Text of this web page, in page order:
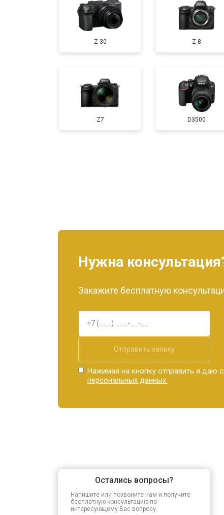
Чистка матрицы
Z 30 Z 8
Z7 D3500
Нужна
Закажите бесплатную
Отправить заявку
Нажимая на кнопку отправить я даю
персональных данных.
Остались вопросы?
Напишите или позвоните нам и получите
бесплатную консультацию по
интересующему Вас вопросу.